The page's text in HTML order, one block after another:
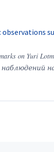
observations
on Yuri